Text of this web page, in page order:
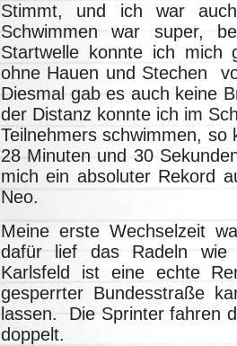
Stimmt, und ich war
Schwimmen war super,
Startwelle konnte ich mich
ohne Hauen und Stechen
Diesmal gab es auch keine
der Distanz konnte ich im
Teilnehmers schwimmen,
28 Minuten und 30
mich ein absoluter Rekord
Neo.
Meine erste Wechselzeit
dafür lief das Radeln wie
Karlsfeld ist eine echte
gesperrter Bundesstraße
lassen. Die Sprinter fahren
doppelt.